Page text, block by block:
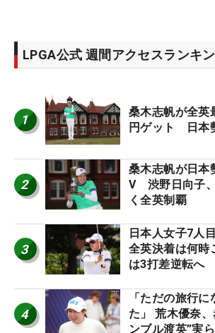
LPGA公式 週間アクセスランキ
1
桑木志帆が全英
円ゲット 日本
2
桑木志帆が日本
V 渋野日向子
く全英制覇
3
日本人女子7人
全英決着は何
は3打差逆転へ
4
「ただの旅行
た」 荒木優奈
ンブル渡英”実